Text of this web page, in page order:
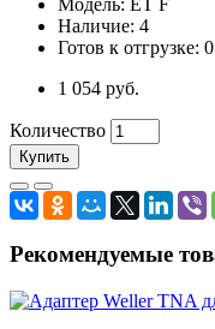
Наличие: 4
Готов к отгрузке:
1 054 руб.
Количество
Купить
Рекомендуемые